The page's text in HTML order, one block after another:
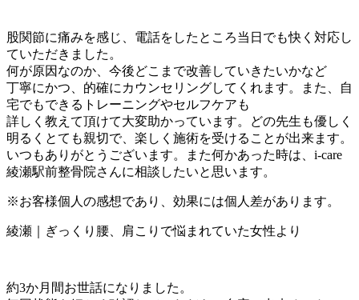
股関節に痛みを感じ、電話をしたところ当日でも快く対応し
ていただきました。
何が原因なのか、今後どこまで改善していきたいかなど
丁寧にかつ、的確にカウンセリングしてくれます。また、自
宅でもできるトレーニングやセルフケアも
詳しく教えて頂けて大変助かっています。どの先生も優しく
明るくとても親切で、楽しく施術を受けることが出来ます。
いつもありがとうございます。また何かあった時は、i-care
綾瀬駅前整骨院さんに相談したいと思います。
※お客様個人の感想であり、効果には個人差があります。
綾瀬｜ぎっくり腰、肩こりで悩まれていた女性より
約3か月間お世話になりました。